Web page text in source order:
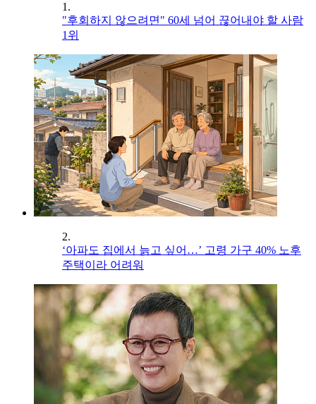
1.
"후회하지 않으려면" 60세 넘어 끊어내야 할 사람
1위
2.
‘아파도 집에서 늙고 싶어…’ 고령 가구 40% 노후
주택이라 어려워